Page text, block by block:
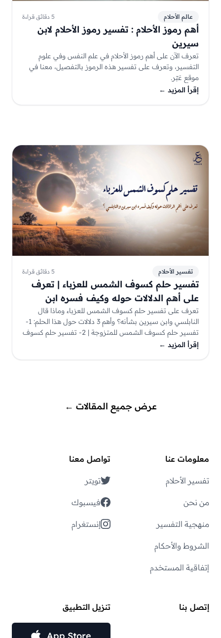
عالم الأحلام 5 دقائق قراءة
أهم رموز الأحلام : تفسير رموز الأحلام لابن
سيرين
تعرف الآن على أهم رموز الأحلام في علم النفس وفي علوم
التفسير، وتعرف على تفسير هذه الرموز بالتفصيل، معنا في
موقع عَبّر.
إقرأ المزيد ←
تفسير الأحلام 5 دقائق قراءة
تفسير حلم كسوف الشمس للعزباء | تعرف
على أهم الدلالات حوله وكيف فسره ابن
سيرين
تعرف على تفسير حلم كسوف الشمس للعزباء وماذا قال
النابلسي وابن سيرين بشأنه؟ وأهم 3 دلالات حول هذا الحلم: 1-
تفسير حلم كسوف الشمس للمتزوجة | 2- تفسير حلم كسوف
الشمس للحامل | 3- تفسير حلم كسوف الشمس للمطلقة
إقرأ المزيد ←
عرض جميع المقالات ←
معلومات عنا
تفسير الأحلام
من نحن
منهجية التفسير
الشروط والأحكام
إتفاقية المستخدم
تواصل معنا
تويتر
فيسبوك
إنستغرام
إتصل بنا تنزيل التطبيق
App Store